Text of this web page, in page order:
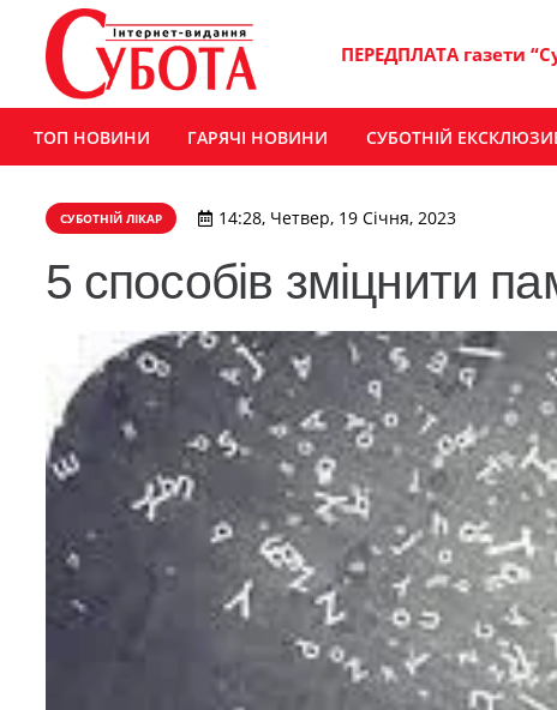
ПЕРЕДПЛАТА газети
ТОП НОВИНИ ГАРЯЧІ НОВИНИ СУБОТНІЙ
СУБОТНІЙ ЛІКАР 14:28, Четвер, 19 Січня, 2023
5 способів зміцнити